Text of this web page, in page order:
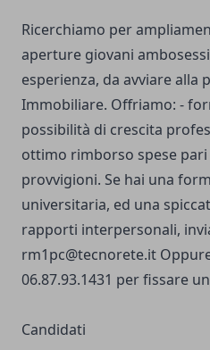
Ricerchiamo per
aperture giovani
esperienza, da avviare alla
Immobiliare. Offriamo: -
possibilità di crescita
ottimo rimborso spese pari
provvigioni. Se hai una
universitaria, ed una
rapporti interpersonali,
rm1pc@tecnorete.it
06.87.93.1431 per fissare
Candidati